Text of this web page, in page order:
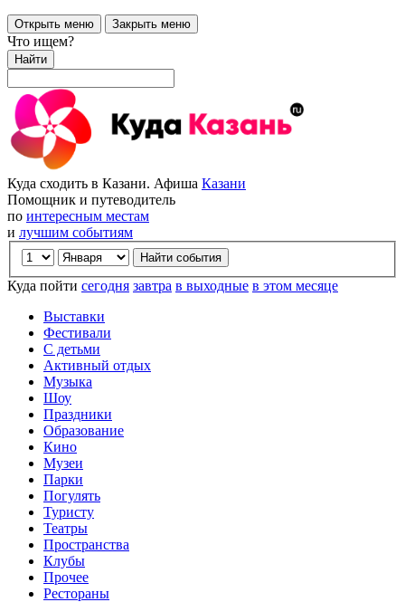
Открыть меню Закрыть меню
Что ищем?
Найти
Куда сходить в Казани. Афиша Казани
Помощник и путеводитель
по интересным местам
и лучшим событиям
Куда пойти сегодня завтра в выходные в этом месяце
Выставки
Фестивали
С детьми
Активный отдых
Музыка
Шоу
Праздники
Образование
Кино
Музеи
Парки
Погулять
Туристу
Театры
Пространства
Клубы
Прочее
Рестораны